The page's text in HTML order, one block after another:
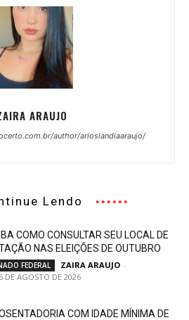
ARAUJO
author/arioslandiaaraujo/
Lendo
COMO CONSULTAR SEU LOCAL DE
NAS ELEIÇÕES DE OUTUBRO
FEDERAL ZAIRA ARAUJO -
6 DE AGOSTO DE 2026
COM IDADE MÍNIMA DE